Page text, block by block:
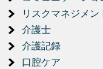
リスクマネジメン
介護士
介護記録
口腔ケア